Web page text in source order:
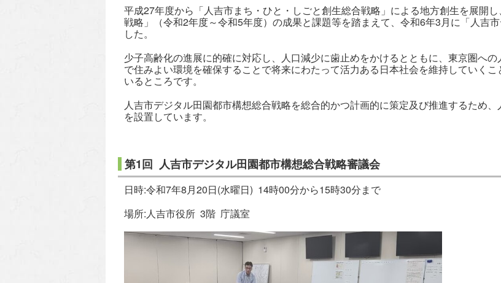
平成27年度から「人吉市まち・ひと・しごと創生総合戦略」による地方創生を展開
戦略」（令和2年度～令和5年度）の成果と課題等を踏まえて、令和6年3月に「人吉
した。
少子高齢化の進展に的確に対応し、人口減少に歯止めをかけるとともに、東京圏へ
で住みよい環境を確保することで将来にわたって活力ある日本社会を維持していく
いるところです。
人吉市デジタル田園都市構想総合戦略を総合的かつ計画的に策定及び推進するため
を設置しています。
第1回 人吉市デジタル田園都市構想総合戦略審議会
日時:令和7年8月20日(水曜日) 14時00分から15時30分まで
場所:人吉市役所 3階 庁議室